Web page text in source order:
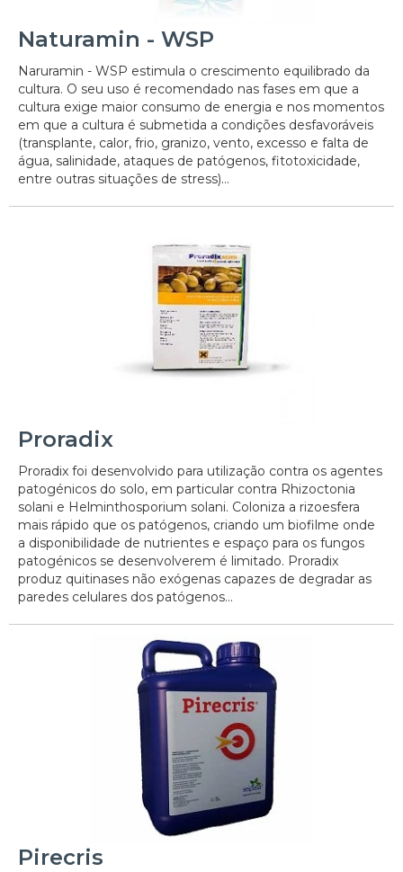
Naturamin - WSP
Naruramin - WSP estimula o crescimento equilibrado da
cultura. O seu uso é recomendado nas fases em que a
cultura exige maior consumo de energia e nos momentos
em que a cultura é submetida a condições desfavoráveis
(transplante, calor, frio, granizo, vento, excesso e falta de
água, salinidade, ataques de patógenos, fitotoxicidade,
entre outras situações de stress)...
Proradix
Proradix foi desenvolvido para utilização contra os agentes
patogénicos do solo, em particular contra Rhizoctonia
solani e Helminthosporium solani. Coloniza a rizoesfera
mais rápido que os patógenos, criando um biofilme onde
a disponibilidade de nutrientes e espaço para os fungos
patogénicos se desenvolverem é limitado. Proradix
produz quitinases não exógenas capazes de degradar as
paredes celulares dos patógenos...
Pirecris